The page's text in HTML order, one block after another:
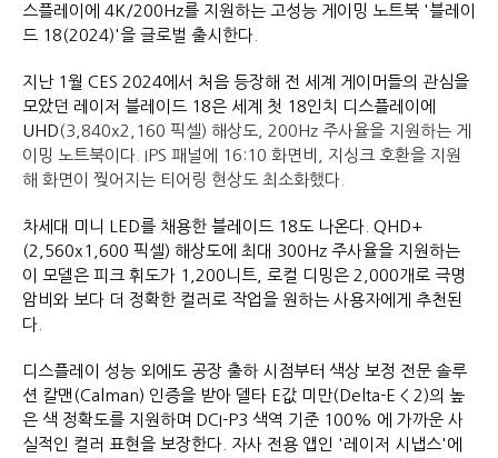
스플레이에 4K/200Hz를 지원하는 고성능 게이밍 노트북 '블레이
드 18(2024)'을 글로벌 출시한다.
지난 1월 CES 2024에서 처음 등장해 전 세계 게이머들의 관심을
모았던 레이저 블레이드 18은 세계 첫 18인치 디스플레이에
UHD (3,840x2,160 픽셀) 해상도, 200Hz 주사율을 지원하는 게
이밍 노트북이다. IPS 패널에 16:10 화면비, 지싱크 호환을 지원
해 화면이 찢어지는 티어링 현상도 최소화했다.
차세대 미니 LED를 채용한 블레이드 18도 나온다. QHD+
(2,560x1,600 픽셀) 해상도에 최대 300Hz 주사율을 지원하는
이 모델은 피크 휘도가 1,200니트, 로컬 디밍은 2,000개로 극명
암비와 보다 더 정확한 컬러로 작업을 원하는 사용자에게 추천된
다.
디스플레이 성능 외에도 공장 출하 시점부터 색상 보정 전문 솔루
션 칼맨(Calman) 인증을 받아 델타 E값 미만(Delta-E < 2)의 높
은 색 정확도를 지원하며 DCI-P3 색역 기준 100% 에 가까운 사
실적인 컬러 표현을 보장한다. 자사 전용 앱인 '레이저 시냅스'에